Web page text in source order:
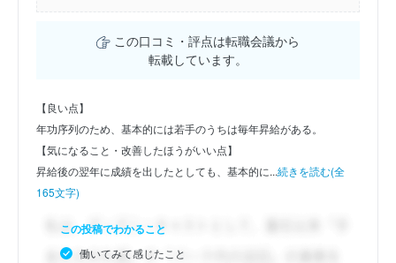
この口コミ・評点は転職会議から
転載しています。
【良い点】
年功序列のため、基本的には若手のうちは毎年昇給がある。
【気になること・改善したほうがいい点】
昇給後の翌年に成績を出したとしても、基本的に...続きを読む(全
165文字)
この投稿でわかること
働いてみて感じたこと